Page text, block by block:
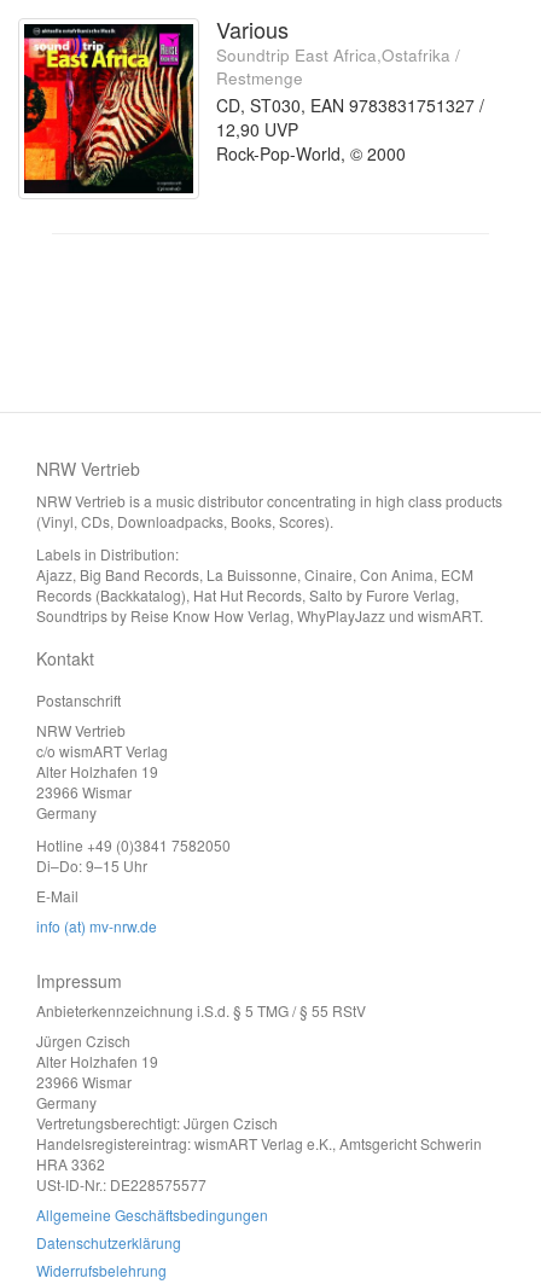
Various
Soundtrip East Africa,Ostafrika /
Restmenge
CD, ST030, EAN 9783831751327 /
12,90 UVP
Rock-Pop-World, © 2000
NRW Vertrieb
NRW Vertrieb is a music distributor concentrating in high class products
(Vinyl, CDs, Downloadpacks, Books, Scores).
Labels in Distribution:
Ajazz, Big Band Records, La Buissonne, Cinaire, Con Anima, ECM
Records (Backkatalog), Hat Hut Records, Salto by Furore Verlag,
Soundtrips by Reise Know How Verlag, WhyPlayJazz und wismART.
Kontakt
Postanschrift
NRW Vertrieb
c/o wismART Verlag
Alter Holzhafen 19
23966 Wismar
Germany
Hotline +49 (0)3841 7582050
Di–Do: 9–15 Uhr
E-Mail
info (at) mv-nrw.de
Impressum
Anbieterkennzeichnung i.S.d. § 5 TMG / § 55 RStV
Jürgen Czisch
Alter Holzhafen 19
23966 Wismar
Germany
Vertretungsberechtigt: Jürgen Czisch
Handelsregistereintrag: wismART Verlag e.K., Amtsgericht Schwerin
HRA 3362
USt-ID-Nr.: DE228575577
Allgemeine Geschäftsbedingungen
Datenschutzerklärung
Widerrufsbelehrung